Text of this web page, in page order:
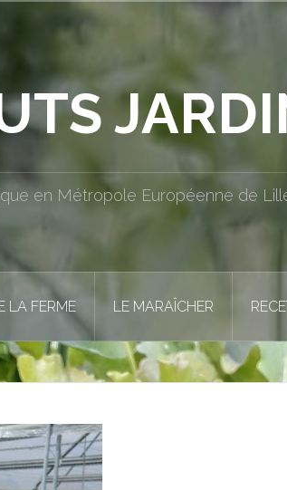
en Métropole Européenne de
LA FERME LE MARAÎCHER